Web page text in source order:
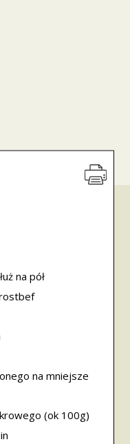
na pół
na mniejsze
(ok 100g)